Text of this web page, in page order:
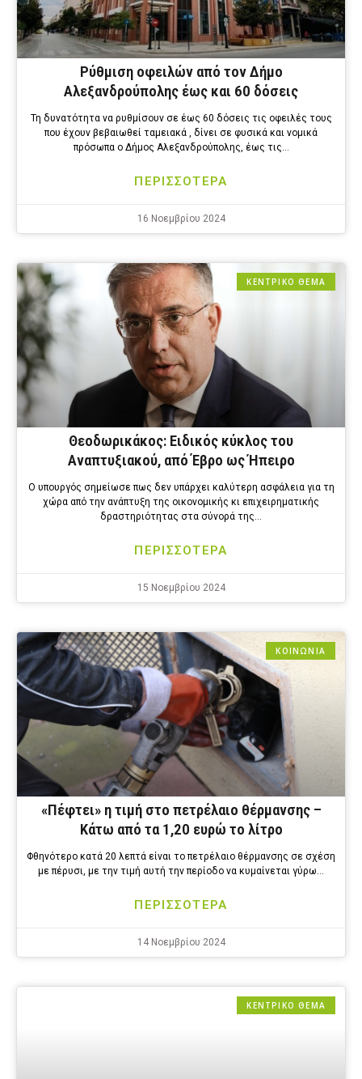
Ρύθμιση οφειλών από τον Δήμο
Αλεξανδρούπολης έως και 60 δόσεις
Τη δυνατότητα να ρυθμίσουν σε έως 60 δόσεις τις οφειλές τους
που έχουν βεβαιωθεί ταμειακά , δίνει σε φυσικά και νομικά
πρόσωπα ο Δήμος Αλεξανδρούπολης, έως τις…
ΠΕΡΙΣΣΟΤΕΡΑ
16 Νοεμβρίου 2024
ΚΕΝΤΡΙΚΟ ΘΕΜΑ
Θεοδωρικάκος: Ειδικός κύκλος του
Αναπτυξιακού, από Έβρο ως Ήπειρο
Ο υπουργός σημείωσε πως δεν υπάρχει καλύτερη ασφάλεια για τη
χώρα από την ανάπτυξη της οικονομικής κι επιχειρηματικής
δραστηριότητας στα σύνορά της…
ΠΕΡΙΣΣΟΤΕΡΑ
15 Νοεμβρίου 2024
ΚΟΙΝΩΝΙΑ
«Πέφτει» η τιμή στο πετρέλαιο θέρμανσης –
Κάτω από τα 1,20 ευρώ το λίτρο
Φθηνότερο κατά 20 λεπτά είναι το πετρέλαιο θέρμανσης σε σχέση
με πέρυσι, με την τιμή αυτή την περίοδο να κυμαίνεται γύρω…
ΠΕΡΙΣΣΟΤΕΡΑ
14 Νοεμβρίου 2024
ΚΕΝΤΡΙΚΟ ΘΕΜΑ